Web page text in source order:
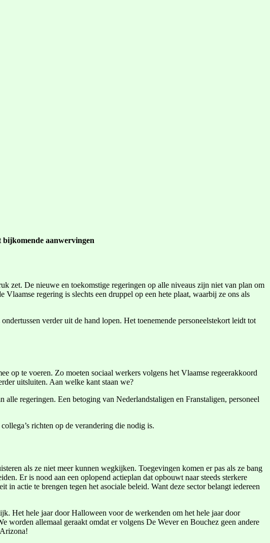
bijkomende aanwervingen
zet. De nieuwe en toekomstige regeringen op alle niveaus zijn niet van plan om
regering is slechts een druppel op een hete plaat, waarbij ze ons als
verder uit de hand lopen. Het toenemende personeelstekort leidt tot
op te voeren. Zo moeten sociaal werkers volgens het Vlaamse regeerakkoord
uitsluiten. Aan welke kant staan we?
regeringen. Een betoging van Nederlandstaligen en Franstaligen, personeel
richten op de verandering die nodig is.
als ze niet meer kunnen wegkijken. Toegevingen komen er pas als ze bang
Er is nood aan een oplopend actieplan dat opbouwt naar steeds sterkere
in actie te brengen tegen het asociale beleid. Want deze sector belangt iedereen
Het hele jaar door Halloween voor de werkenden om het hele jaar door
allemaal geraakt omdat er volgens De Wever en Bouchez geen andere